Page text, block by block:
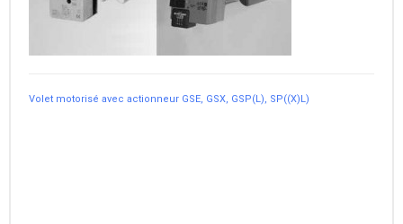
Volet motorisé avec actionneur GSE, GSX, GSP(L), SP((X)L)